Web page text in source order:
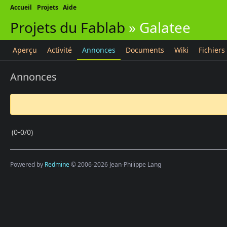
Accueil Projets Aide
Projets du Fablab » Galatee
Aperçu Activité Annonces Documents Wiki Fichiers
Annonces
(0-0/0)
Powered by Redmine© 2006-2026 Jean-Philippe Lang